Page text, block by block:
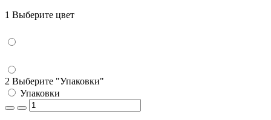
1 Выберите цвет
2 Выберите "Упаковки"
Упаковки